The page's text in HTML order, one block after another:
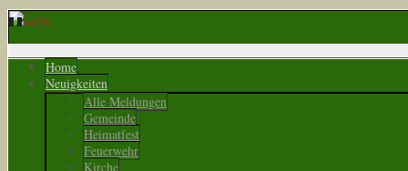
Home
Neuigkeiten
Alle Meldungen
Gemeinde
Heimatfest
Feuerwehr
Kirche